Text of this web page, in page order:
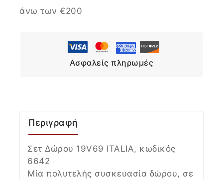
άνω των €200
Ασφαλείς πληρωμές
Περιγραφή
Σετ Δώρου 19V69 ITALIA, κωδικός
6642
Μία πολυτελής συσκευασία δώρου, σε